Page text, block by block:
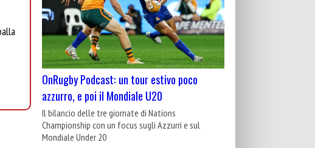
OnRugby Podcast: un tour estivo poco
azzurro, e poi il Mondiale U20
Il bilancio delle tre giornate di Nations
Championship con un focus sugli Azzurri e sul
Mondiale Under 20